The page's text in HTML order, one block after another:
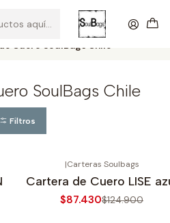
AL CUERO Todas las carteras acá
Cuero SoulBags Chile
SoulBags Chile
Filtros
Agotado
|Carteras Soulbags
Cartera de Cuero LISE
$87.430$124.900